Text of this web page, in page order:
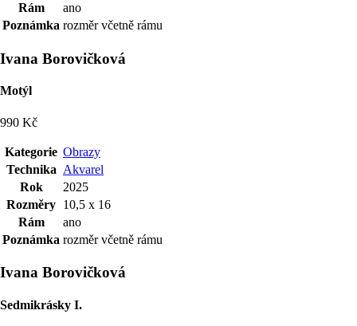
Rám
ano
Poznámka rozměr včetně rámu
Ivana Borovičková
Motýl
990 Kč
Kategorie Obrazy
Technika Akvarel
Rok
2025
Rozměry 10,5 x 16
Rám
ano
Poznámka rozměr včetně rámu
Ivana Borovičková
Sedmikrásky I.